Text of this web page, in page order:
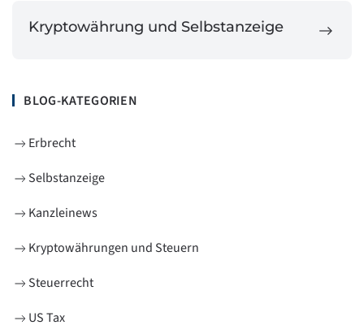
Kryptowährung und Selbstanzeige
BLOG-KATEGORIEN
Erbrecht
Selbstanzeige
Kanzleinews
Kryptowährungen und Steuern
Steuerrecht
US Tax